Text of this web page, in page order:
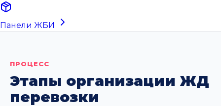
Панели ЖБИ
ПРОЦЕСС
Этапы организации ЖД
перевозки